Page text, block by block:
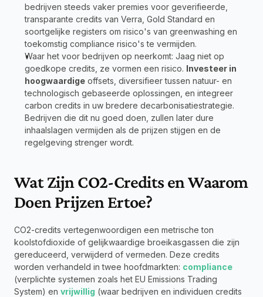
bedrijven steeds vaker premies voor geverifieerde,
transparante credits van Verra, Gold Standard en
soortgelijke registers om risico's van greenwashing en
toekomstig compliance risico's te vermijden.
Waar het voor bedrijven op neerkomt: Jaag niet op
goedkope credits, ze vormen een risico. Investeer in
hoogwaardige offsets, diversifieer tussen natuur- en
technologisch gebaseerde oplossingen, en integreer
carbon credits in uw bredere decarbonisatiestrategie.
Bedrijven die dit nu goed doen, zullen later dure
inhaalslagen vermijden als de prijzen stijgen en de
regelgeving strenger wordt.
Wat Zijn CO2-Credits en Waarom
Doen Prijzen Ertoe?
CO2-credits vertegenwoordigen een metrische ton
koolstofdioxide of gelijkwaardige broeikasgassen die zijn
gereduceerd, verwijderd of vermeden. Deze credits
worden verhandeld in twee hoofdmarkten: compliance
(verplichte systemen zoals het EU Emissions Trading
System) en vrijwillig (waar bedrijven en individuen credits